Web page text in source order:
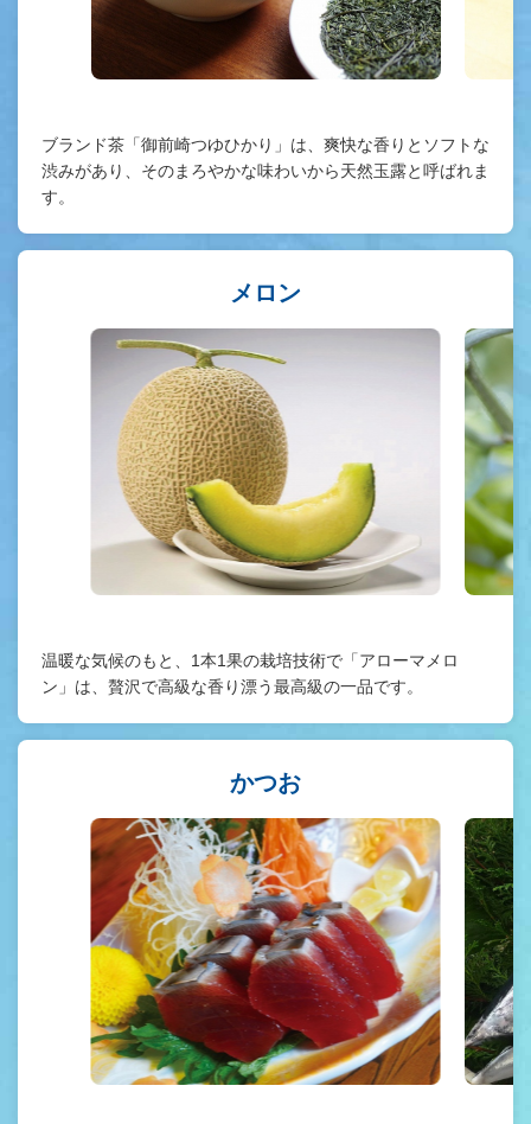
ブランド茶「御前崎つゆひかり」は、爽快な香りとソフトな
渋みがあり、そのまろやかな味わいから天然玉露と呼ばれま
す。
メロン
温暖な気候のもと、1本1果の栽培技術で「アローマメロ
ン」は、贅沢で高級な香り漂う最高級の一品です。
かつお